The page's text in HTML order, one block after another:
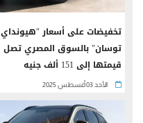
تخفيضات على أسعار "هيونداي
توسان" بالسوق المصري تصل
قيمتها إلى 151 ألف جنيه
الأحد 03 أغسطس 2025